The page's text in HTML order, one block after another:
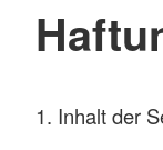
1. Inhalt der